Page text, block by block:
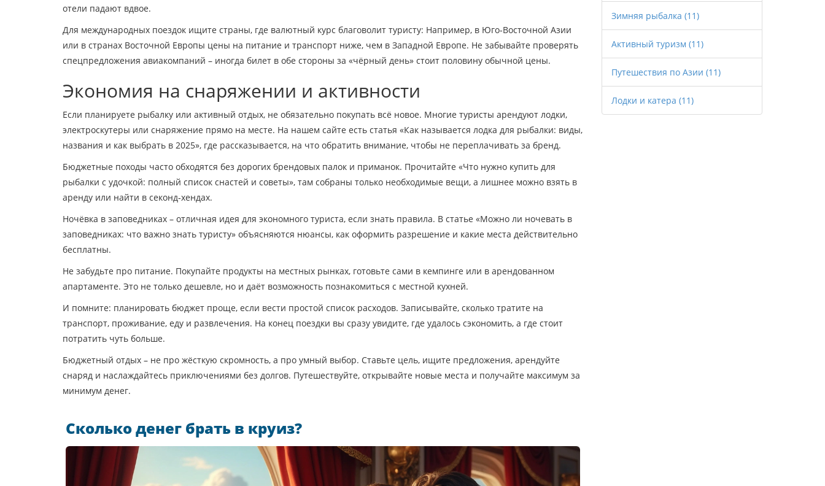
отели падают вдвое.
Для международных поездок ищите страны, где валютный курс благоволит туристу: Например, в Юго‑Восточной Азии
или в странах Восточной Европы цены на питание и транспорт ниже, чем в Западной Европе. Не забывайте проверять
спецпредложения авиакомпаний – иногда билет в обе стороны за «чёрный день» стоит половину обычной цены.
Экономия на снаряжении и активности
Если планируете рыбалку или активный отдых, не обязательно покупать всё новое. Многие туристы арендуют лодки,
электроскутеры или снаряжение прямо на месте. На нашем сайте есть статья «Как называется лодка для рыбалки: виды,
названия и как выбрать в 2025», где рассказывается, на что обратить внимание, чтобы не переплачивать за бренд.
Бюджетные походы часто обходятся без дорогих брендовых палок и приманок. Прочитайте «Что нужно купить для
рыбалки с удочкой: полный список снастей и советы», там собраны только необходимые вещи, а лишнее можно взять в
аренду или найти в секонд‑хендах.
Ночёвка в заповедниках – отличная идея для экономного туриста, если знать правила. В статье «Можно ли ночевать в
заповедниках: что важно знать туристу» объясняются нюансы, как оформить разрешение и какие места действительно
бесплатны.
Не забудьте про питание. Покупайте продукты на местных рынках, готовьте сами в кемпинге или в арендованном
апартаменте. Это не только дешевле, но и даёт возможность познакомиться с местной кухней.
И помните: планировать бюджет проще, если вести простой список расходов. Записывайте, сколько тратите на
транспорт, проживание, еду и развлечения. На конец поездки вы сразу увидите, где удалось сэкономить, а где стоит
потратить чуть больше.
Бюджетный отдых – не про жёсткую скромность, а про умный выбор. Ставьте цель, ищите предложения, арендуйте
снаряд и наслаждайтесь приключениями без долгов. Путешествуйте, открывайте новые места и получайте максимум за
минимум денег.
Сколько денег брать в круиз?
Зимняя рыбалка (11)
Активный туризм (11)
Путешествия по Азии (11)
Лодки и катера (11)